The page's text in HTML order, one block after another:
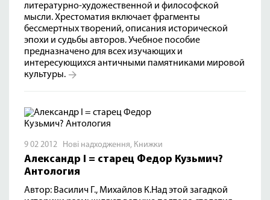
литературно-художественной и философской
мысли. Хрестоматия включает фрагменты
бессмертных творений, описания исторической
эпохи и судьбы авторов. Учебное пособие
предназначено для всех изучающих и
интересующихся античными памятниками мировой
культуры.
9 02 2012 Нові надходження, Книжки
Александр I = старец Федор Кузьмич?
Антология
Автор: Василич Г., Михайлов К.Над этой загадкой